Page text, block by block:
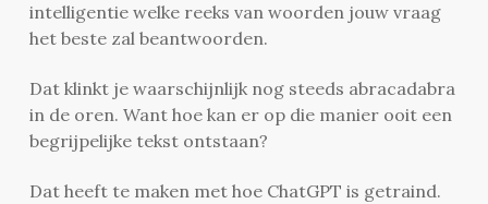
intelligentie welke reeks van woorden jouw vraag
het beste zal beantwoorden.
Dat klinkt je waarschijnlijk nog steeds abracadabra
in de oren. Want hoe kan er op die manier ooit een
begrijpelijke tekst ontstaan?
Dat heeft te maken met hoe ChatGPT is getraind.